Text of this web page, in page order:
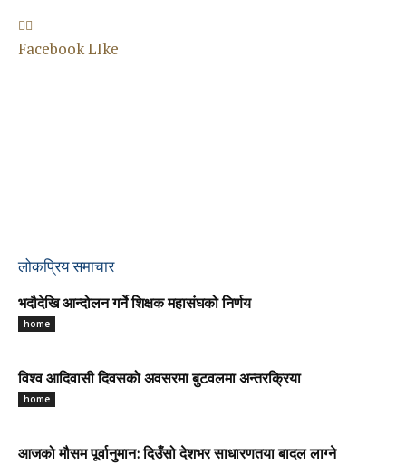
Facebook LIke
लोकप्रिय समाचार
भदौदेखि आन्दोलन गर्ने शिक्षक महासंघको निर्णय
home
विश्व आदिवासी दिवसको अवसरमा बुटवलमा अन्तरक्रिया
home
आजको मौसम पूर्वानुमान: दिउँसो देशभर साधारणतया बादल लाग्ने